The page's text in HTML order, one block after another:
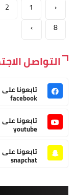
‹
1
2
8
›
التواصل
تابعونا على
facebook
تابعونا على
youtube
تابعونا على
snapchat